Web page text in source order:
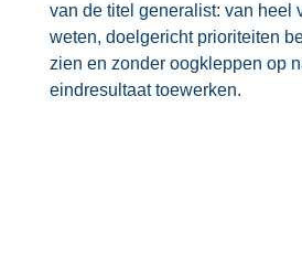
van de titel generalist: van heel
weten, doelgericht prioriteiten
zien en zonder oogkleppen op
eindresultaat toewerken.